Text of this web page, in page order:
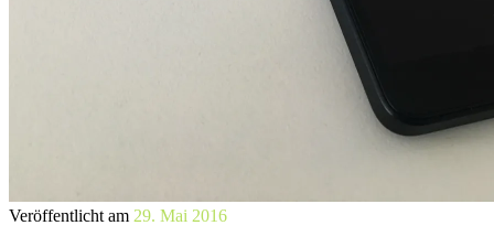
Veröffentlicht am 29. Mai 2016